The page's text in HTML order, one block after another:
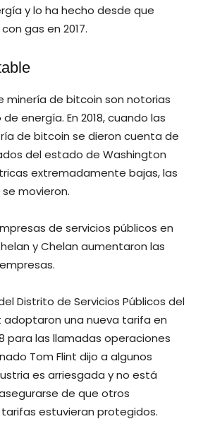
y lo ha hecho desde que
gas en 2017.
minería de bitcoin son notorias
energía. En 2018, cuando las
de bitcoin se dieron cuenta de
del estado de Washington
extremadamente bajas, las
movieron.
de servicios públicos en
y Chelan aumentaron las
Distrito de Servicios Públicos del
una nueva tarifa en
para las llamadas operaciones
Tom Flint dijo a algunos
es arriesgada y no está
de que otros
estuvieran protegidos.